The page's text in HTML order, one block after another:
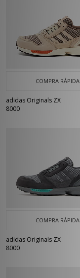
COMPRA RÁPIDA
adidas Originals ZX
8000
COMPRA RÁPIDA
adidas Originals ZX
8000